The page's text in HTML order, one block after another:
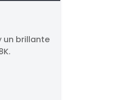
en
de
un brillante